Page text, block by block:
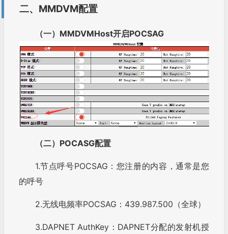
二、MMDVM配置
（一）MMDVMHost开启POCSAG
（二）POCASG配置
1.节点呼号POCSAG：您注册的内容，通常是您
的呼号
2.无线电频率POCSAG：439.987.500（全球）
3.DAPNET AuthKey：DAPNET分配的发射机授